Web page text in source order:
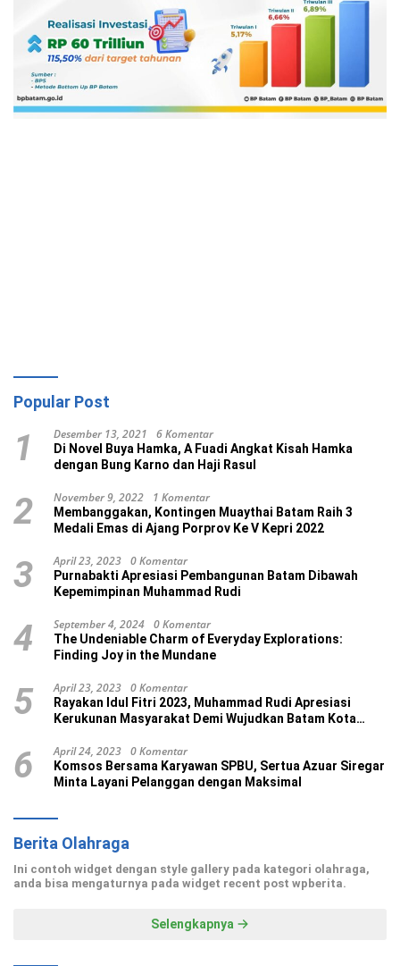
Popular Post
1 Desember 13, 2021 6 Komentar
Di Novel Buya Hamka, A Fuadi Angkat Kisah Hamka
dengan Bung Karno dan Haji Rasul
2 November 9, 2022 1 Komentar
Membanggakan, Kontingen Muaythai Batam Raih 3
Medali Emas di Ajang Porprov Ke V Kepri 2022
3 April 23, 2023 0 Komentar
Purnabakti Apresiasi Pembangunan Batam Dibawah
Kepemimpinan Muhammad Rudi
4 September 4, 2024 0 Komentar
The Undeniable Charm of Everyday Explorations:
Finding Joy in the Mundane
5 April 23, 2023 0 Komentar
Rayakan Idul Fitri 2023, Muhammad Rudi Apresiasi
Kerukunan Masyarakat Demi Wujudkan Batam Kota
6 April 24, 2023 0 Komentar
Komsos Bersama Karyawan SPBU, Sertua Azuar Siregar
Minta Layani Pelanggan dengan Maksimal
Berita Olahraga
Ini contoh widget dengan style gallery pada kategori olahraga,
anda bisa mengaturnya pada widget recent post wpberita.
Selengkapnya